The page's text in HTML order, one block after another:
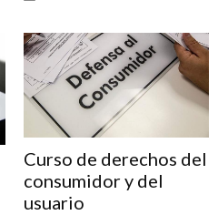
Curso de derechos del
consumidor y del
usuario